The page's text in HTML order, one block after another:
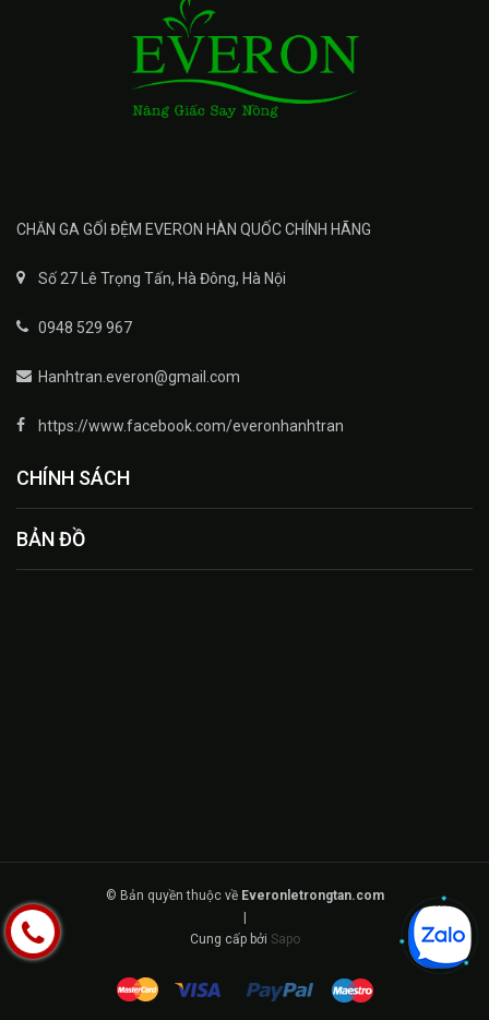
CHĂN GA GỐI ĐỆM EVERON HÀN QUỐC CHÍNH HÃNG
Số 27 Lê Trọng Tấn, Hà Đông, Hà Nội
0948 529 967
Hanhtran.everon@gmail.com
https://www.facebook.com/everonhanhtran
CHÍNH SÁCH
BẢN ĐỒ
© Bản quyền thuộc về Everonletrongtan.com
|
Cung cấp bởi Sapo